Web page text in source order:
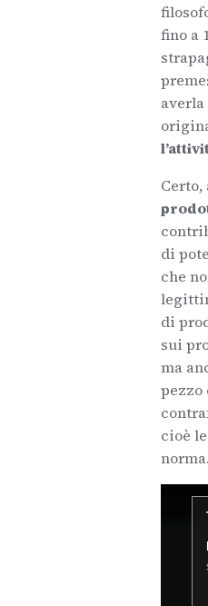
fino a
Certo,
di
che
di
sui
ma
pezzo
cioè
norma.